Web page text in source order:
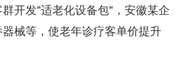
开发"适老化设备包"，安徽某企
械等，使老年诊疗客单价提升